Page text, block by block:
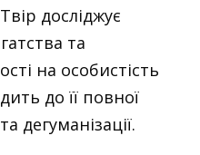
досліджує
та
на особистість
до її повної
дегуманізації.